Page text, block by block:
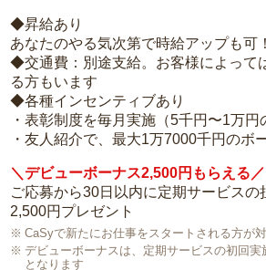
◆昇給あり
あなたのやる気次第で時給アップも可！
◆交通費：別途支給。お客様によって
る方もいます
◆各種インセンティブあり
・表彰制度を毎月実施（5千円〜1万円
・友人紹介で、最大1万7000千円のボ
＼デビューボーナス2,500円もらえる／
ご応募から30日以内に定期サービスの
2,500円プレゼント
CaSyで新たにお仕事をスタートされる方が
デビューボーナスは、定期サービスの初回
となります